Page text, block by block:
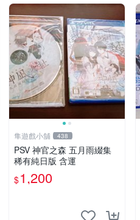
隼遊戲小舖 438
PSV 神官之森 五月雨綴集
稀有純日版 含運
$1,200